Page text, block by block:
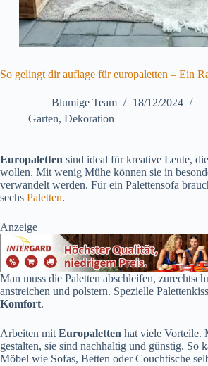
So gelingt dir auflage für europaletten – Ein
Blumige Team
18/12/2024
Garten, Dekoration
Europaletten sind ideal für kreative Leute,
wollen. Mit wenig Mühe können sie in
verwandelt werden. Für ein Palettensofa
sechs Paletten.
Anzeige
Man muss die Paletten abschleifen,
anstreichen und polstern. Spezielle
Komfort.
Arbeiten mitEuropaletten hat viele Vorteile.
gestalten, sie sind nachhaltig und günstig. So
Möbel wie Sofas, Betten oder Couchtische